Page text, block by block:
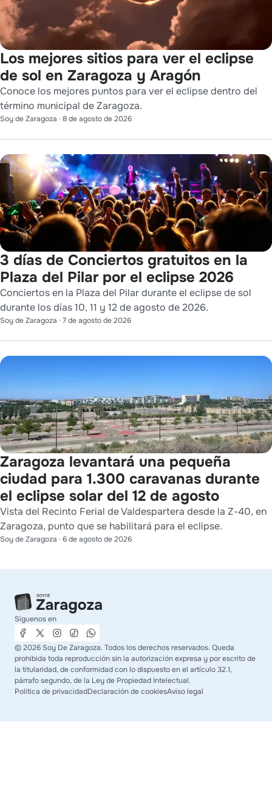
Los mejores sitios para ver el eclipse
de sol en Zaragoza y Aragón
Conoce los mejores puntos para ver el eclipse dentro del
término municipal de Zaragoza.
Soy de Zaragoza · 8 de agosto de 2026
3 días de Conciertos gratuitos en la
Plaza del Pilar por el eclipse 2026
Conciertos en la Plaza del Pilar durante el eclipse de sol
durante los días 10, 11 y 12 de agosto de 2026.
Soy de Zaragoza · 7 de agosto de 2026
Zaragoza levantará una pequeña
ciudad para 1.300 caravanas durante
el eclipse solar del 12 de agosto
Vista del Recinto Ferial de Valdespartera desde la Z-40, en
Zaragoza, punto que se habilitará para el eclipse.
Soy de Zaragoza · 6 de agosto de 2026
Síguenos en
©2026 Soy De Zaragoza. Todos los derechos reservados. Queda
prohibida toda reproducción sin la autorización expresa y por escrito de
la titularidad, de conformidad con lo dispuesto en el artículo 32.1,
párrafo segundo, de la Ley de Propiedad Intelectual.
Política de privacidadDeclaración de cookiesAviso legal